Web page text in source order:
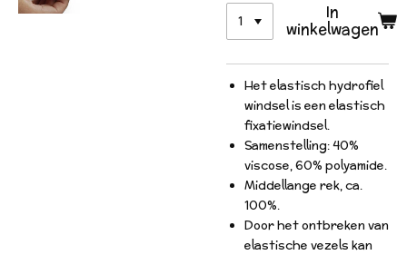
In
winkelwagen
Het elastisch hydrofiel
windsel is een elastisch
fixatiewindsel.
Samenstelling: 40%
viscose, 60% polyamide.
Middellange rek, ca.
100%.
Door het ontbreken van
elastische vezels kan